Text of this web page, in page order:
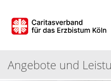
Angebote und